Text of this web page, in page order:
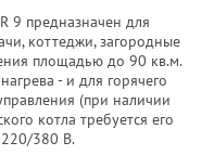
9 предназначен для
коттеджи, загородные
площадью до 90 кв.м.
- и для горячего
(при наличии
котла требуется его
220/380 В.